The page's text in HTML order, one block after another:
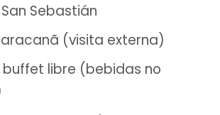
Sebastián
(visita externa)
buffet libre (bebidas no